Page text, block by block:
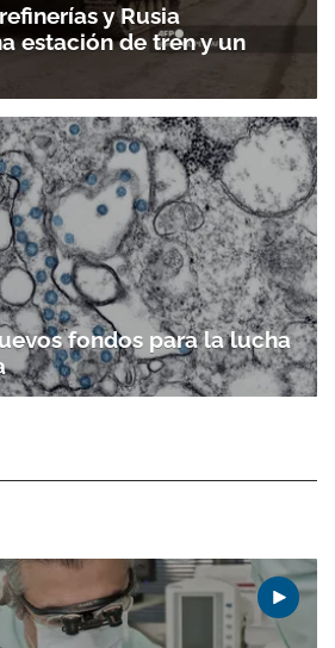
y Rusia
estación de tren y un
fondos para la lucha